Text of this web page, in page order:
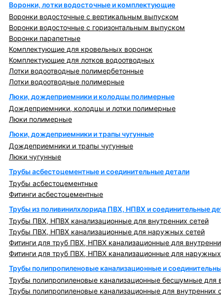
Воронки, лотки водосточные и комплектующие
Воронки водосточные с вертикальным выпуском
Воронки водосточные с горизонтальным выпуском
Воронки парапетные
Комплектующие для кровельных воронок
Комплектующие для лотков водоотводных
Лотки водоотводные полимербетонные
Лотки водоотводные полимерные
Люки, дождеприемники и колодцы полимерные
Дождеприемники, колодцы и лотки полимерные
Люки полимерные
Люки, дождеприемники и трапы чугунные
Дождеприемники и трапы чугунные
Люки чугунные
Трубы асбестоцементные и соединительные детали
Трубы асбестоцементные
Фитинги асбестоцементные
Трубы из поливинилхлорида ПВХ, НПВХ и соединительные
Трубы ПВХ, НПВХ канализационные для внутренних сетей
Трубы ПВХ, НПВХ канализационные для наружных сетей
Фитинги для труб ПВХ, НПВХ канализационные для
Фитинги для труб ПВХ, НПВХ канализационные для
Трубы полипропиленовые канализационные и
Трубы полипропиленовые канализационные бесшумные для
Трубы полипропиленовые канализационные для внутренних